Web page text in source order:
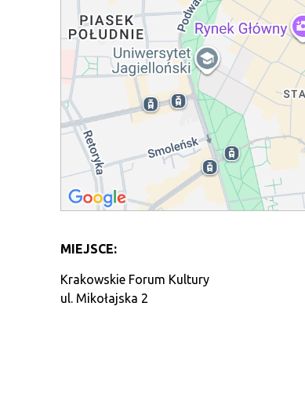
MIEJSCE:
Krakowskie Forum Kultury
ul. Mikołajska 2